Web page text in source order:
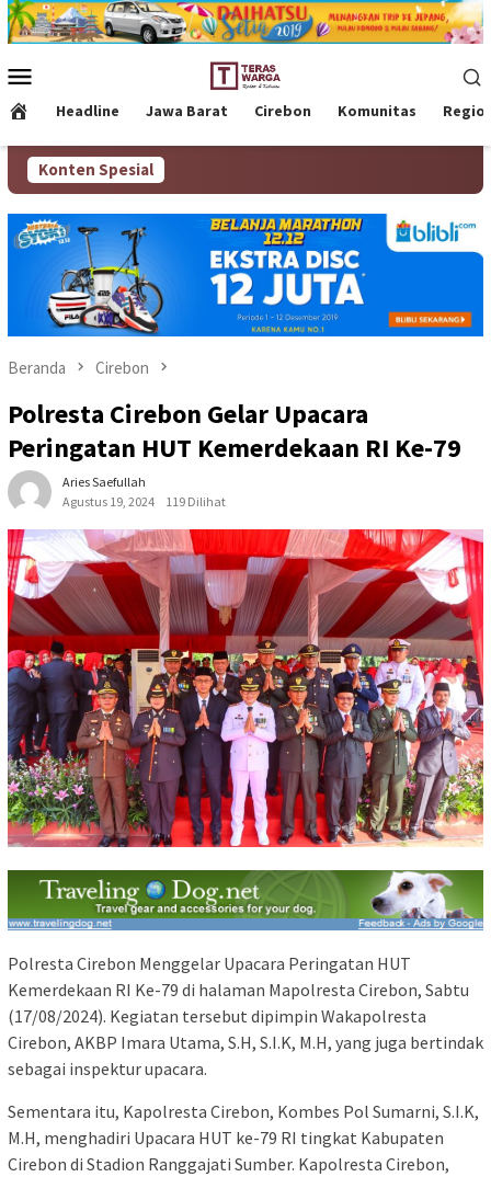
Loncat
ke
Mobile
Headline Jawa Barat Cirebon Komunitas
Konten Spesial
Beranda Cirebon
Polresta Cirebon Gelar Upacara
Peringatan HUT Kemerdekaan RI Ke-79
Aries Saefullah
Agustus 19, 2024
119 Dilihat
Polresta Cirebon Menggelar Upacara Peringatan HUT
Kemerdekaan RI Ke-79 di halaman Mapolresta Cirebon, Sabtu
(17/08/2024). Kegiatan tersebut dipimpin Wakapolresta
Cirebon, AKBP Imara Utama, S.H, S.I.K, M.H, yang juga bertindak
sebagai inspektur upacara.
Sementara itu, Kapolresta Cirebon, Kombes Pol Sumarni, S.I.K,
M.H, menghadiri Upacara HUT ke-79 RI tingkat Kabupaten
Cirebon di Stadion Ranggajati Sumber. Kapolresta Cirebon,